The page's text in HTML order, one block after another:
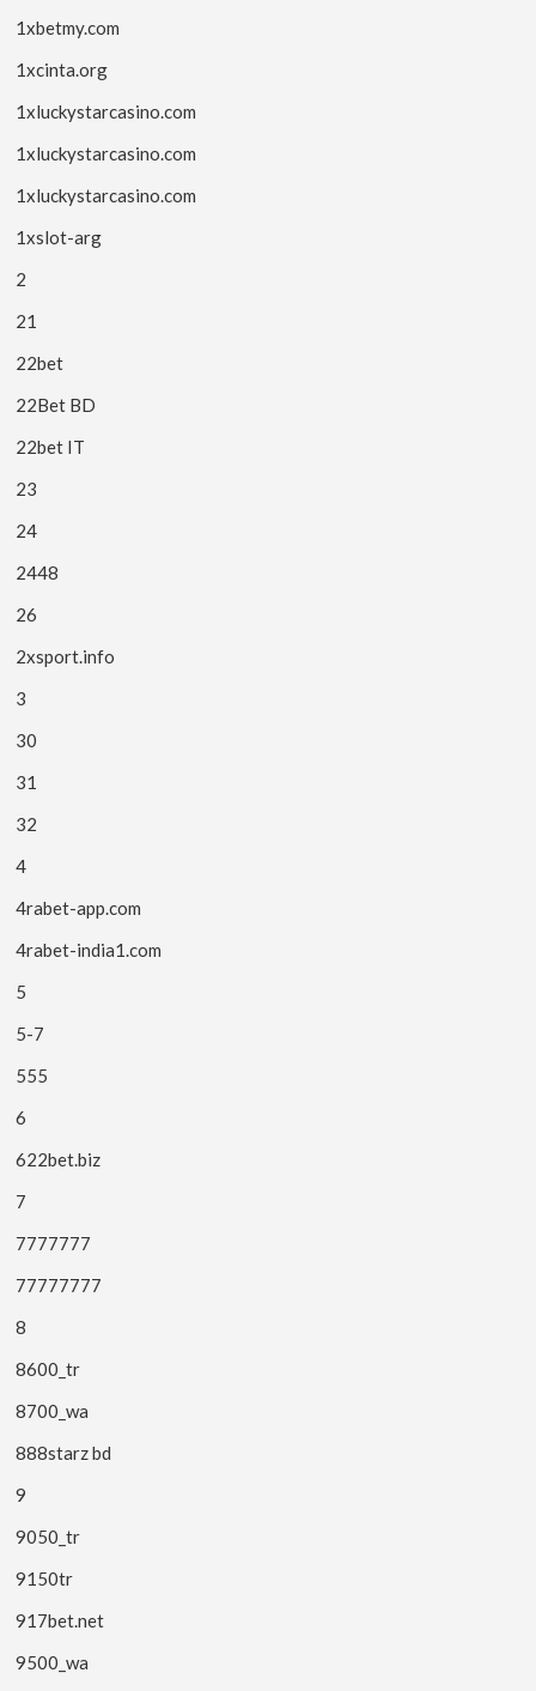
1xbetmy.com
1xcinta.org
1xluckystarcasino.com
1xluckystarcasino.com
1xluckystarcasino.com
1xslot-arg
2
21
22bet
22Bet BD
22bet IT
23
24
2448
26
2xsport.info
3
30
31
32
4
4rabet-app.com
4rabet-india1.com
5
5-7
555
6
622bet.biz
7
7777777
77777777
8
8600_tr
8700_wa
888starz bd
9
9050_tr
9150tr
917bet.net
9500_wa